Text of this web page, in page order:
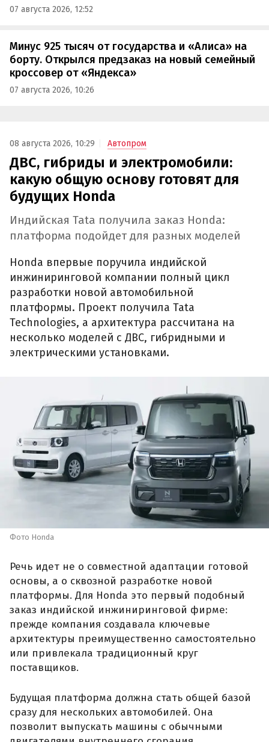
07 августа 2026, 12:52
Минус 925 тысяч от государства и «Алиса» на
борту. Открылся предзаказ на новый семейный
кроссовер от «Яндекса»
07 августа 2026, 10:26
08 августа 2026, 10:29 Автопром
ДВС, гибриды и электромобили:
какую общую основу готовят для
будущих Honda
Индийская Tata получила заказ Honda:
платформа подойдет для разных моделей
Honda впервые поручила индийской
инжиниринговой компании полный цикл
разработки новой автомобильной
платформы. Проект получила Tata
Technologies, а архитектура рассчитана на
несколько моделей с ДВС, гибридными и
электрическими установками.
Фото Honda
Речь идет не о совместной адаптации готовой
основы, а о сквозной разработке новой
платформы. Для Honda это первый подобный
заказ индийской инжиниринговой фирме:
прежде компания создавала ключевые
архитектуры преимущественно самостоятельно
или привлекала традиционный круг
поставщиков.
Будущая платформа должна стать общей базой
сразу для нескольких автомобилей. Она
позволит выпускать машины с обычными